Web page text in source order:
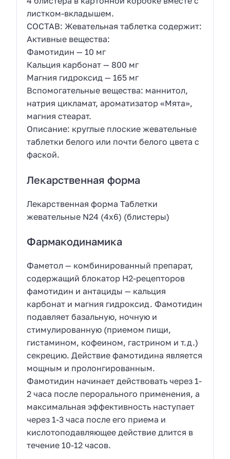
листком-вкладышем.
СОСТАВ: Жевательная таблетка содержит:
Активные вещества:
Фамотидин — 10 мг
Кальция карбонат — 800 мг
Магния гидроксид — 165 мг
Вспомогательные вещества: маннитол,
натрия цикламат, ароматизатор «Мята»,
магния стеарат.
Описание: круглые плоские жевательные
таблетки белого или почти белого цвета с
фаской.
Лекарственная форма
Лекарственная форма Таблетки
жевательные N24 (4х6) (блистеры)
Фармакодинамика
Фаметол — комбинированный препарат,
содержащий блокатор Н2-рецепторов
фамотидин и антациды — кальция
карбонат и магния гидроксид. Фамотидин
подавляет базальную, ночную и
стимулированную (приемом пищи,
гистамином, кофеином, гастрином и т.д.)
секрецию. Действие фамотидина является
мощным и пролонгированным.
Фамотидин начинает действовать через 1-
2 часа после перорального применения, а
максимальная эффективность наступает
через 1-3 часа после его приема и
кислотоподавляющее действие длится в
течение 10-12 часов.